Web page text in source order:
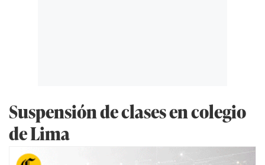
Suspensión de clases en colegio
de Lima